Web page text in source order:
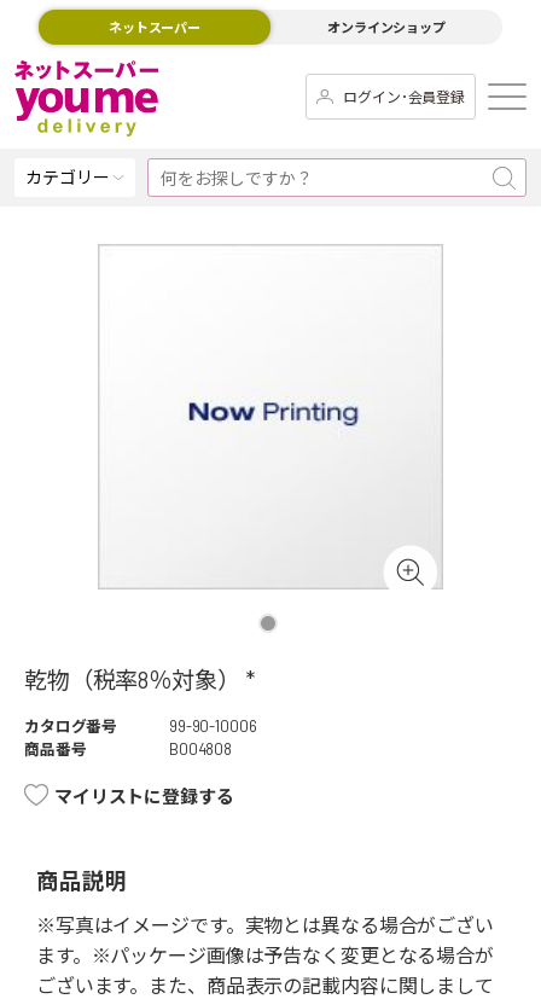
ネットスーパー オンラインショップ
ログイン･会員登録
カテゴリー
乾物（税率8％対象） *
カタログ番号
99-90-10006
商品番号
B004808
マイリストに登録する
商品説明
※写真はイメージです。実物とは異なる場合がござい
ます。※パッケージ画像は予告なく変更となる場合が
ございます。また、商品表示の記載内容に関しまして